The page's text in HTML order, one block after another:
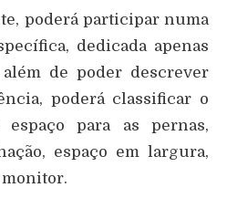
poderá participar numa
dedicada apenas
de poder descrever
poderá classificar o
para as pernas,
espaço em largura,
monitor.